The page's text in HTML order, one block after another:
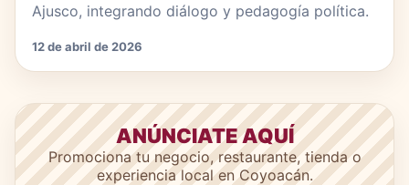
Ajusco, integrando diálogo y pedagogía política.
12 de abril de 2026
ANÚNCIATE AQUÍ
Promociona tu negocio, restaurante, tienda o
experiencia local en Coyoacán.